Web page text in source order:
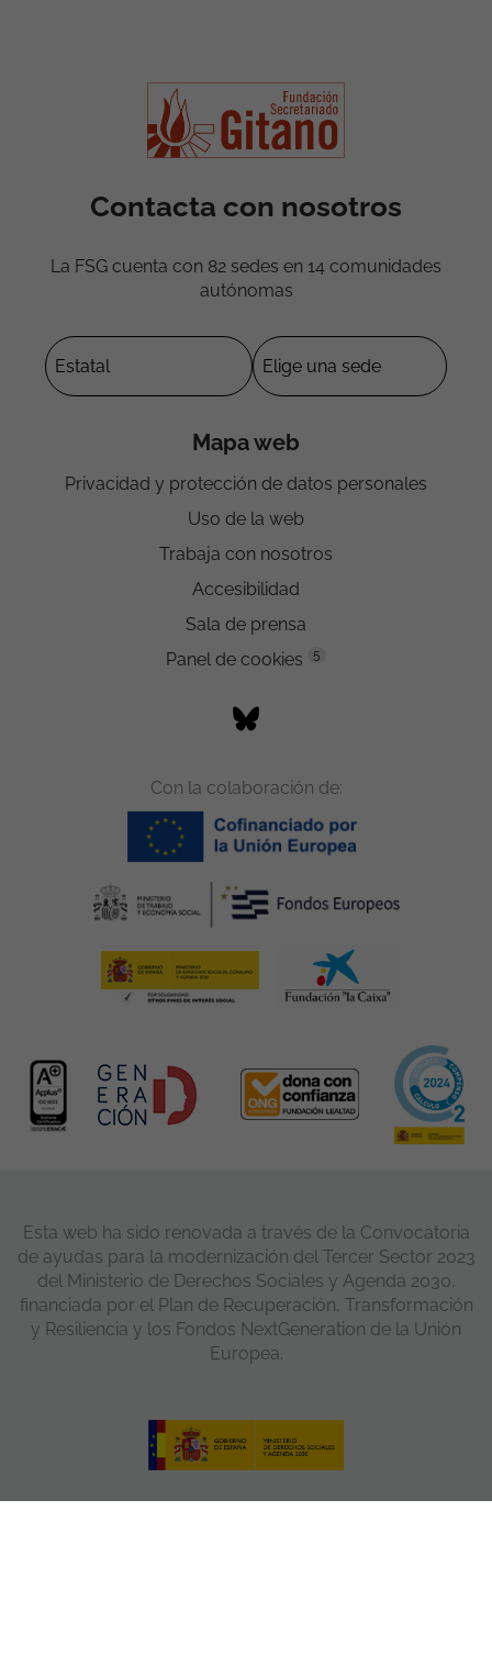
Contacta con nosotros
La FSG cuenta con 82 sedes en 14 comunidades
autónomas
Mapa web
Privacidad y protección de datos personales
Uso de la web
Trabaja con nosotros
Accesibilidad
Sala de prensa
Panel de cookies
5
Con la colaboración de:
Esta web ha sido renovada a través de la Convocatoria
de ayudas para la modernización del Tercer Sector 2023
del Ministerio de Derechos Sociales y Agenda 2030,
financiada por el Plan de Recuperación, Transformación
y Resiliencia y los Fondos NextGeneration de la Unión
Europea.